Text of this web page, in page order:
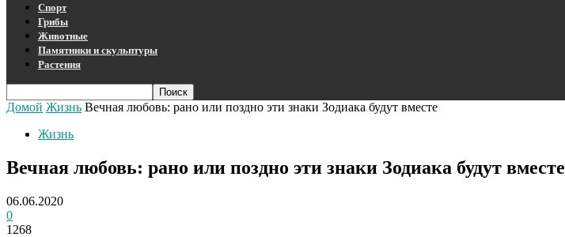
Спорт
Грибы
Животные
Памятники и скульптуры
Растения
Домой Жизнь Вечная любовь: рано или поздно эти знаки Зодиака будут вместе
Жизнь
Вечная любовь: рано или поздно эти знаки Зодиака будут вместе
06.06.2020
0
1268